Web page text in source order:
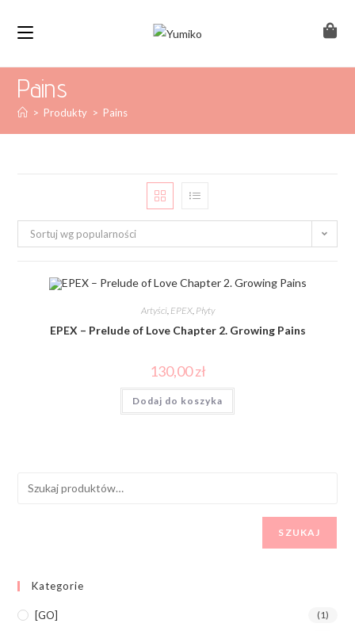
Pains
> Produkty > Pains
Sortuj wg popularności
Artyści, EPEX, Płyty
EPEX – Prelude of Love Chapter 2. Growing Pains
130,00zł
Dodaj do koszyka
SZUKAJ
Kategorie
[GO] (1)